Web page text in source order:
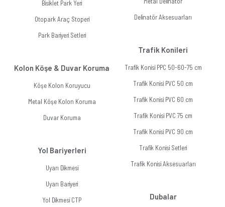
Bisiklet Park Yeri
Otopark Araç Stoperi
Park Bariyeri Setleri
Kolon Köşe & Duvar Koruma
Köşe Kolon Koruyucu
Metal Köşe Kolon Koruma
Duvar Koruma
Yol Bariyerleri
Uyarı Dikmesi
Uyarı Bariyeri
Yol Dikmesi CTP
Delinatör Aksesuarları
Trafik Konileri
Trafik Konisi PPC 50-60-75 cm
Trafik Konisi PVC 50 cm
Trafik Konisi PVC 60 cm
Trafik Konisi PVC 75 cm
Trafik Konisi PVC 90 cm
Trafik Konisi Setleri
Trafik Konisi Aksesuarları
Dubalar